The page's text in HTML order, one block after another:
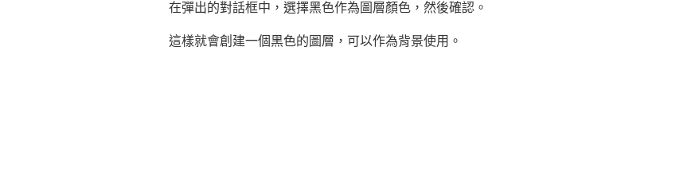
在彈出的對話框中，選擇黑色作為圖層顏色，然後確認。
這樣就會創建一個黑色的圖層，可以作為背景使用。